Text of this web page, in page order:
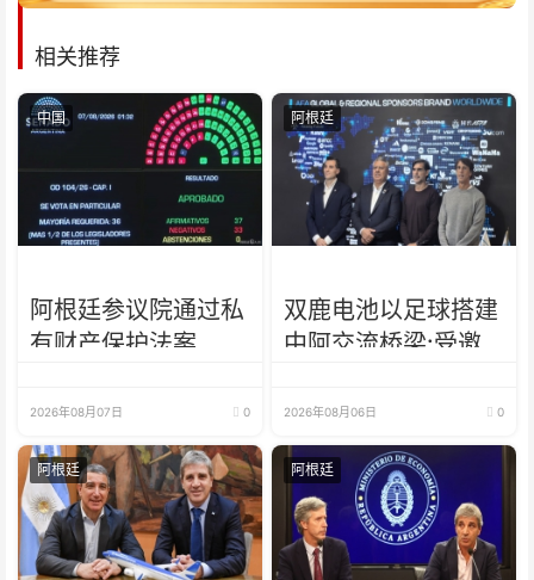
相关推荐
中国
阿根廷参议院通过私
有财产保护法案
2026年08月07日 0
阿根廷
双鹿电池以足球搭建
中阿交流桥梁:受邀
商招待会！
2026年08月06日 0
阿根廷 阿根廷